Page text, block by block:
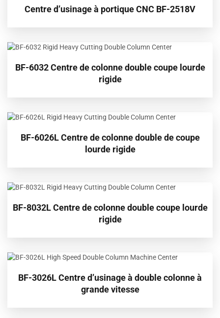
Centre d’usinage à portique CNC BF-2518V
BF-6032 Centre de colonne double coupe lourde
rigide
BF-6026L Centre de colonne double de coupe
lourde rigide
BF-8032L Centre de colonne double coupe lourde
rigide
BF-3026L Centre d’usinage à double colonne à
grande vitesse